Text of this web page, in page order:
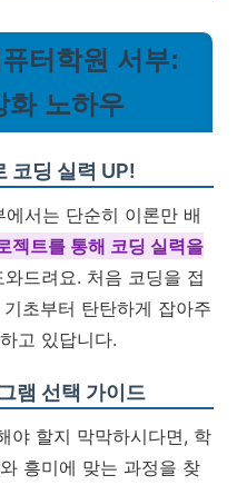
터학원 서부:
화 노하우
코딩 실력 UP!
서는 단순히 이론만 배
젝트를 통해 코딩 실력을
와드려요. 처음 코딩을 접
초부터 탄탄하게 잡아주
고 있답니다.
램 선택 가이드
야 할지 막막하시다면, 학
흥미에 맞는 과정을 찾